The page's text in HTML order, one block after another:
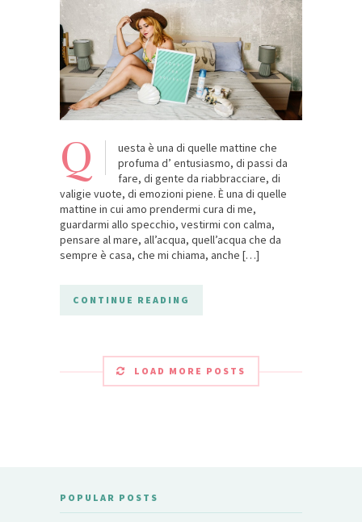
Q
uesta è una di quelle mattine che
profuma d’ entusiasmo, di passi da
fare, di gente da riabbracciare, di
valigie vuote, di emozioni piene. È una di quelle
mattine in cui amo prendermi cura di me,
guardarmi allo specchio, vestirmi con calma,
pensare al mare, all’acqua, quell’acqua che da
sempre è casa, che mi chiama, anche […]
CONTINUE READING
LOAD MORE POSTS
POPULAR POSTS